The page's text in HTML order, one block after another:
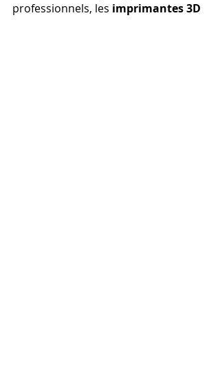
professionnels, les imprimantes 3D